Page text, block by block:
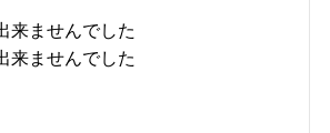
来ませんでした
来ませんでした